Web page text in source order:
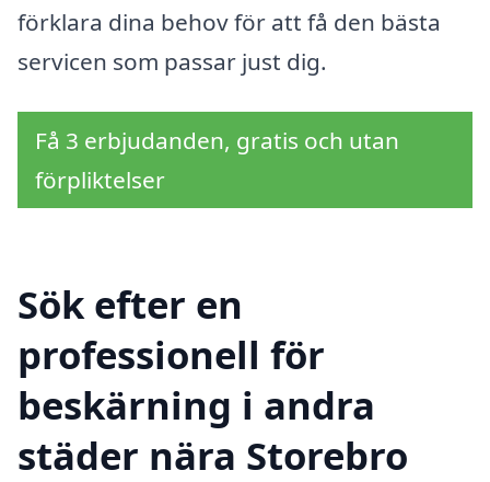
förklara dina behov för att få den bästa
servicen som passar just dig.
Få 3 erbjudanden, gratis och utan
förpliktelser
Sök efter en
professionell för
beskärning i andra
städer nära Storebro